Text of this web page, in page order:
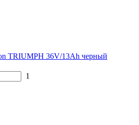
TRIUMPH 36V/13Ah черный
1